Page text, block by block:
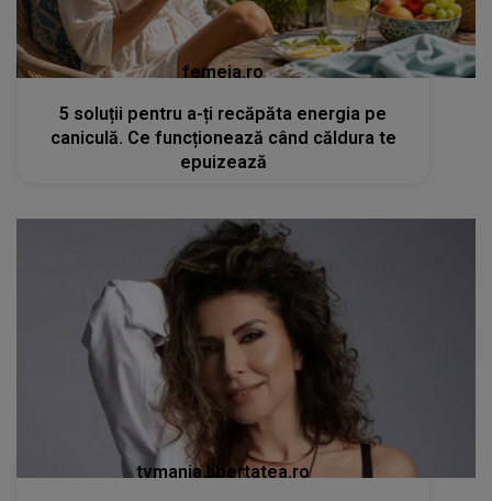
femeia.ro
5 soluții pentru a-ți recăpăta energia pe
caniculă. Ce funcționează când căldura te
epuizează
tvmania.libertatea.ro